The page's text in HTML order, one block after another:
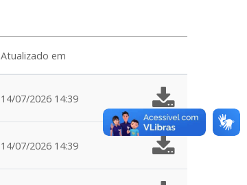
Atualizado em
14/07/2026 14:39
14/07/2026 14:39